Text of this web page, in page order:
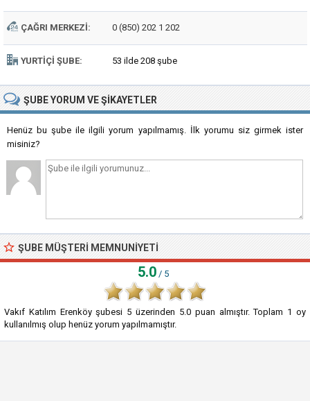
ÇAĞRI MERKEZI: 0 (850) 202 1 202
YURTIÇI ŞUBE: 53 ilde 208 şube
ŞUBEYORUM VE ŞIKAYETLER
Henüz bu şube ile ilgili yorum yapılmamış. İlk yorumu siz girmek ister
misiniz?
ŞUBE MÜŞTERI MEMNUNIYETI
5.0 / 5
Vakıf Katılım Erenköy şubesi 5 üzerinden 5.0puan almıştır. Toplam 1 oy
kullanılmış olup henüz yorum yapılmamıştır.